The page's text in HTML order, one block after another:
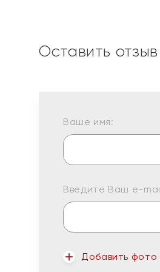
Оставить отзыв
Ваше имя:
Введите Ваш e-
Добавить фото